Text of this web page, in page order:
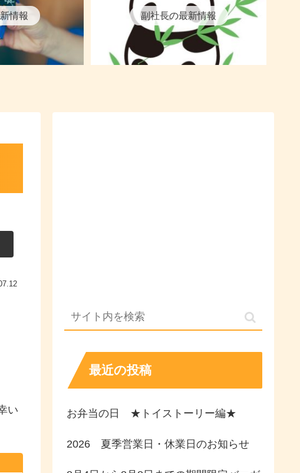
情報 副社長の最新情報
い
最近の投稿
お弁当の日 ★トイストーリー編★
2026 夏季営業日・休業日のお知らせ